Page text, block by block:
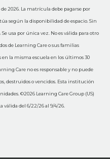
2026. La matrícula debe pagarse por
según la disponibilidad de espacio. Sin
usa por única vez. No es válida para otro
de Learning Care o sus familias
la misma escuela en los últimos 30
Care no es responsable y no puede
destruidos o vencidos. Esta institución
©2026 Learning Care Group (US)
válida del 6/22/26 al 9/4/26.